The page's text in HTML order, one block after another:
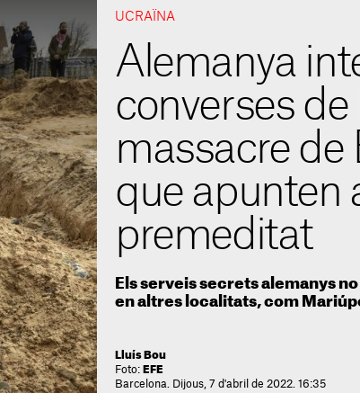
UCRAÏNA
Alemanya
converses de
massacre de
que apunten
premeditat
Els serveis secrets alemanys
en altres localitats, com
Lluís Bou
Foto: EFE
Barcelona. Dijous, 7 d'abril de 2022. 16:35